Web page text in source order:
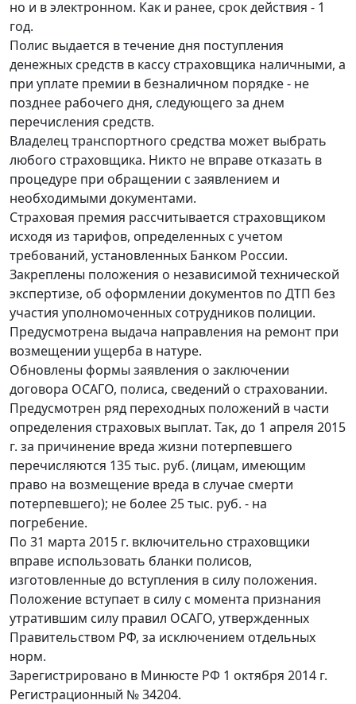
но и в электронном. Как и ранее, срок действия - 1
год.
Полис выдается в течение дня поступления
денежных средств в кассу страховщика наличными, а
при уплате премии в безналичном порядке - не
позднее рабочего дня, следующего за днем
перечисления средств.
Владелец транспортного средства может выбрать
любого страховщика. Никто не вправе отказать в
процедуре при обращении с заявлением и
необходимыми документами.
Страховая премия рассчитывается страховщиком
исходя из тарифов, определенных с учетом
требований, установленных Банком России.
Закреплены положения о независимой технической
экспертизе, об оформлении документов по ДТП без
участия уполномоченных сотрудников полиции.
Предусмотрена выдача направления на ремонт при
возмещении ущерба в натуре.
Обновлены формы заявления о заключении
договора ОСАГО, полиса, сведений о страховании.
Предусмотрен ряд переходных положений в части
определения страховых выплат. Так, до 1 апреля 2015
г. за причинение вреда жизни потерпевшего
перечисляются 135 тыс. руб. (лицам, имеющим
право на возмещение вреда в случае смерти
потерпевшего); не более 25 тыс. руб. - на
погребение.
По 31 марта 2015 г. включительно страховщики
вправе использовать бланки полисов,
изготовленные до вступления в силу положения.
Положение вступает в силу с момента признания
утратившим силу правил ОСАГО, утвержденных
Правительством РФ, за исключением отдельных
норм.
Зарегистрировано в Минюсте РФ 1 октября 2014 г.
Регистрационный № 34204.